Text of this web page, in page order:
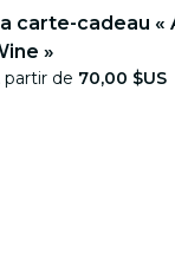
carte-cadeau «
»
partir de 70,00 $US